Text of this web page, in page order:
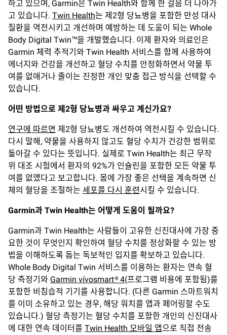
하고 있으며, Garmin은 Twin Health와 함께 한 걸음 더 나아가
고 있습니다. Twin Health는 제2형 당뇨병을 포함한 만성 대사
질환을 역전시키고 개선하며 예방하는 데 도움이 되는 Whole
Body Digital Twin™을 개발했습니다. 이제 환자와 의료인은
Garmin 체력 추적기와 Twin Health 서비스를 함께 사용하여
에너지와 건강을 개선하고 혈당 수치를 안정화하면서 약물 투
여를 없애거나 줄이는 진정한 개인 맞춤 접근 방식을 선택할 수
있습니다.
어떤 방법으로 제 2형 당뇨병과 싸우고 계신가요?
연구에 따르면 제2형 당뇨병도 개선하여 역전시킬 수 있습니다.
다시 말해, 약물을 사용하지 않고도 혈당 수치가 건강한 범위로
돌아갈 수 있다는 뜻입니다. 실제로 Twin Health는 최근 무작
위 대조 시험에서 환자의 92%가 인슐린을 포함한 모든 약물 투
여를 없앴다고 보고합니다. 몸에 가장 좋은 선택을 계속하면 신
체의 혈당을 조절하는 세포를 다시 훈련시킬 수 있습니다.
Garmin과 Twin Health는 어떻게 도움이 될까요?
Garmin과 Twin Health는 사람들이 고유한 신진대사에 가장 중
요한 것이 무엇인지 확인하여 혈당 수치를 정상화할 수 있는 방
법을 이해하도록 돕는 독보적인 입지를 확보하고 있습니다.
Whole Body Digital Twin 서비스를 이용하는 환자는 연속 혈
당 측정기와 Garmin vívosmart® 4(프로그램 비용에 포함됨)를
포함한 비침습적 기기를 사용합니다. (다른 Garmin 스마트워치
를 이미 소유하고 있는 경우, 해당 워치를 앱과 페어링할 수도
있습니다.) 혈당 측정기는 혈당 수치를 포함한 개인의 신진대사
에 대한 연속 데이터를 Twin Health 모바일 앱으로 직접 전송